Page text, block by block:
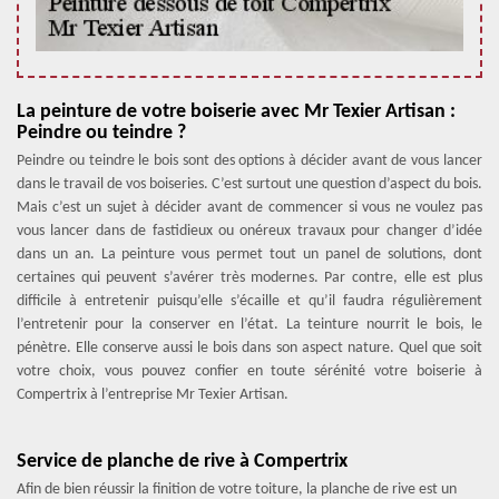
La peinture de votre boiserie avec Mr Texier Artisan :
Peindre ou teindre ?
Peindre ou teindre le bois sont des options à décider avant de vous lancer
dans le travail de vos boiseries. C’est surtout une question d’aspect du bois.
Mais c’est un sujet à décider avant de commencer si vous ne voulez pas
vous lancer dans de fastidieux ou onéreux travaux pour changer d’idée
dans un an. La peinture vous permet tout un panel de solutions, dont
certaines qui peuvent s’avérer très modernes. Par contre, elle est plus
difficile à entretenir puisqu’elle s’écaille et qu’il faudra régulièrement
l’entretenir pour la conserver en l’état. La teinture nourrit le bois, le
pénètre. Elle conserve aussi le bois dans son aspect nature. Quel que soit
votre choix, vous pouvez confier en toute sérénité votre boiserie à
Compertrix à l’entreprise Mr Texier Artisan.
Service de planche de rive à Compertrix
Afin de bien réussir la finition de votre toiture, la planche de rive est un